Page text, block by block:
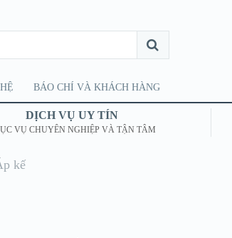
BÁO CHÍ VÀ KHÁCH HÀNG
DỊCH VỤ UY TÍN
VỤ CHUYÊN NGHIỆP VÀ TẬN TÂM
kế